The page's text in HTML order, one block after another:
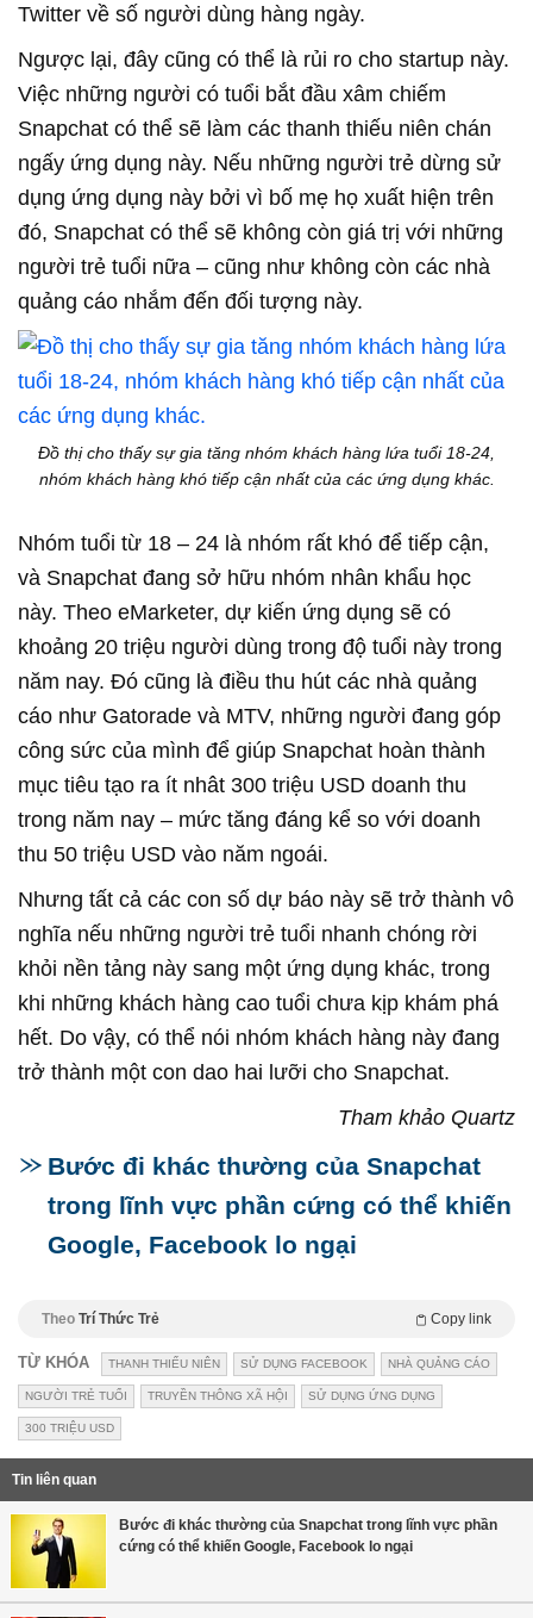
Twitter về số người dùng hàng ngày.
Ngược lại, đây cũng có thể là rủi ro cho startup này.
Việc những người có tuổi bắt đầu xâm chiếm
Snapchat có thể sẽ làm các thanh thiếu niên chán
ngấy ứng dụng này. Nếu những người trẻ dừng sử
dụng ứng dụng này bởi vì bố mẹ họ xuất hiện trên
đó, Snapchat có thể sẽ không còn giá trị với những
người trẻ tuổi nữa – cũng như không còn các nhà
quảng cáo nhắm đến đối tượng này.
Đồ thị cho thấy sự gia tăng nhóm khách hàng lứa tuổi 18-24,
nhóm khách hàng khó tiếp cận nhất của các ứng dụng khác.
Nhóm tuổi từ 18 – 24 là nhóm rất khó để tiếp cận,
và Snapchat đang sở hữu nhóm nhân khẩu học
này. Theo eMarketer, dự kiến ứng dụng sẽ có
khoảng 20 triệu người dùng trong độ tuổi này trong
năm nay. Đó cũng là điều thu hút các nhà quảng
cáo như Gatorade và MTV, những người đang góp
công sức của mình để giúp Snapchat hoàn thành
mục tiêu tạo ra ít nhât 300 triệu USD doanh thu
trong năm nay – mức tăng đáng kể so với doanh
thu 50 triệu USD vào năm ngoái.
Nhưng tất cả các con số dự báo này sẽ trở thành vô
nghĩa nếu những người trẻ tuổi nhanh chóng rời
khỏi nền tảng này sang một ứng dụng khác, trong
khi những khách hàng cao tuổi chưa kịp khám phá
hết. Do vậy, có thể nói nhóm khách hàng này đang
trở thành một con dao hai lưỡi cho Snapchat.
Tham khảo Quartz
Bước đi khác thường của Snapchat
trong lĩnh vực phần cứng có thể khiến
Google, Facebook lo ngại
Theo Trí Thức Trẻ Copy link
TỪ KHÓA THANH THIẾU NIÊN SỬ DỤNG FACEBOOK NHÀ QUẢNG CÁO
NGƯỜI TRẺ TUỔI TRUYỀN THÔNG XÃ HỘI SỬ DỤNG ỨNG DỤNG
300 TRIỆU USD
Tin liên quan
Bước đi khác thường của Snapchat trong lĩnh vực phần
cứng có thể khiến Google, Facebook lo ngại